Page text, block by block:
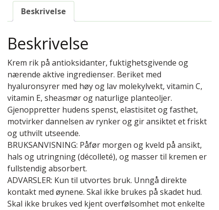
Beskrivelse
Beskrivelse
Krem rik på antioksidanter, fuktighetsgivende og
nærende aktive ingredienser. Beriket med
hyaluronsyrer med høy og lav molekylvekt, vitamin C,
vitamin E, sheasmør og naturlige planteoljer.
Gjenoppretter hudens spenst, elastisitet og fasthet,
motvirker dannelsen av rynker og gir ansiktet et friskt
og uthvilt utseende.
BRUKSANVISNING: Påfør morgen og kveld på ansikt,
hals og utringning (décolleté), og masser til kremen er
fullstendig absorbert.
ADVARSLER: Kun til utvortes bruk. Unngå direkte
kontakt med øynene. Skal ikke brukes på skadet hud.
Skal ikke brukes ved kjent overfølsomhet mot enkelte